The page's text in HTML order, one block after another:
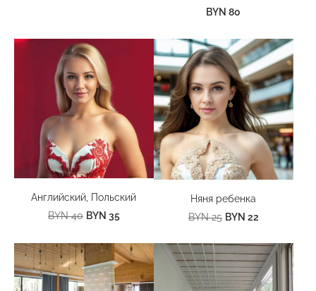
BYN 80
Английский, Польский
BYN 40 BYN 35
Няня ребенка
BYN 25 BYN 22